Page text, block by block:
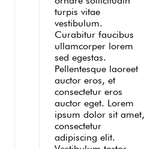
turpis vitae
vestibulum.
Curabitur faucibus
ullamcorper lorem
sed egestas.
Pellentesque laoreet
auctor eros, et
consectetur eros
auctor eget. Lorem
ipsum dolor sit amet,
consectetur
adipiscing elit.